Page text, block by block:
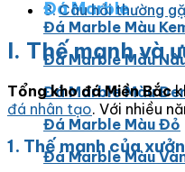
Đá Marble
Đá Marble Màu
Đá Marble Màu
Đá Marble Màu
Đá Marble Màu Đỏ
Đá Marble Màu
Câu hỏi thường
I. Thế mạnh và
Tổng kho đá Miền Bắc
đá nhân tạo. Với nhiều
1. Thế mạnh của